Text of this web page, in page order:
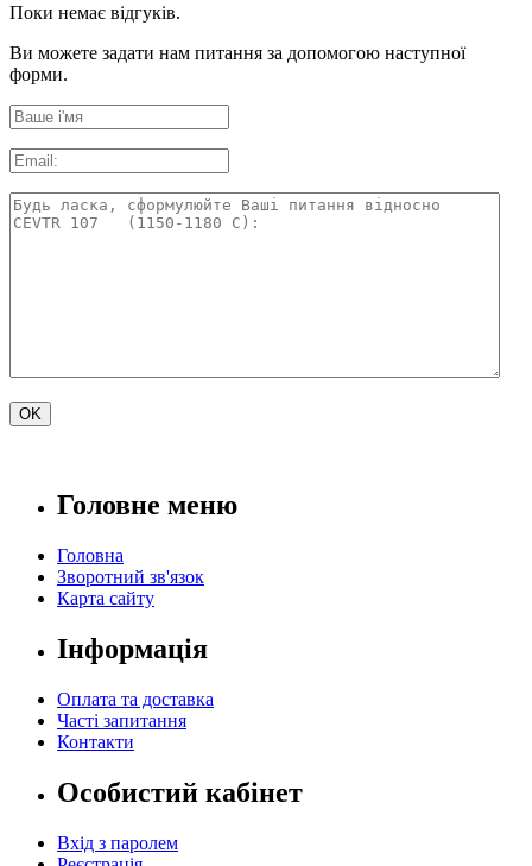
Поки немає відгуків.
Ви можете задати нам питання за допомогою наступної
форми.
Головне меню
Головна
Зворотний зв'язок
Карта сайту
Інформація
Оплата та доставка
Часті запитання
Контакти
Особистий кабінет
Вхід з паролем